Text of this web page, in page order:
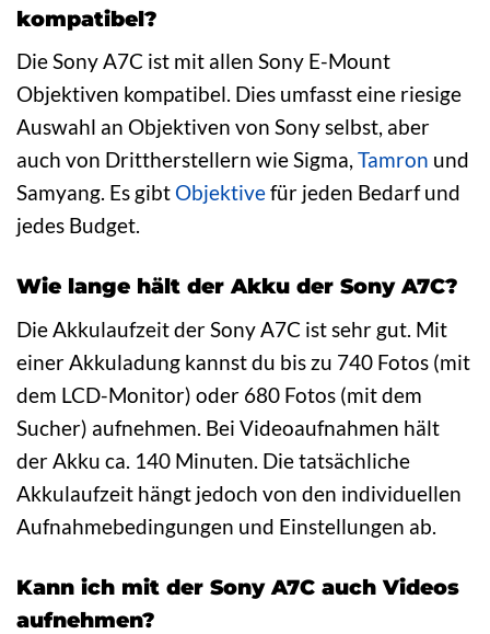
kompatibel?
Die Sony A7C ist mit allen Sony E-Mount
Objektiven kompatibel. Dies umfasst eine riesige
Auswahl an Objektiven von Sony selbst, aber
auch von Drittherstellern wie Sigma, Tamron und
Samyang. Es gibt Objektivefür jeden Bedarf und
jedes Budget.
Wie lange hält der Akku der Sony A7C?
Die Akkulaufzeit der Sony A7C ist sehr gut. Mit
einer Akkuladung kannst du bis zu 740 Fotos (mit
dem LCD-Monitor) oder 680 Fotos (mit dem
Sucher) aufnehmen. Bei Videoaufnahmen hält
der Akku ca. 140 Minuten. Die tatsächliche
Akkulaufzeit hängt jedoch von den individuellen
Aufnahmebedingungen und Einstellungen ab.
Kann ich mit der Sony A7C auch Videos
aufnehmen?